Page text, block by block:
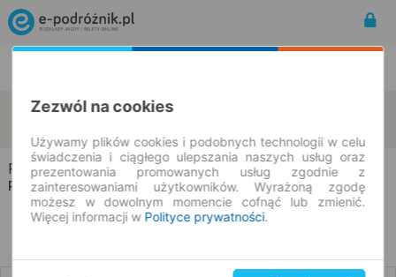
Rogoźno Białogard
Rogoźno → Białogard
Rozkład jazdy i bilety
Zezwól na cookies
Używamy plików cookies i podobnych technologii w celu
świadczenia i ciągłego ulepszania naszych usług oraz
prezentowania promowanych usług zgodnie z
zainteresowaniami użytkowników. Wyrażoną zgodę
możesz w dowolnym momencie cofnąć lub zmienić.
Więcej informacji w Polityce prywatności.